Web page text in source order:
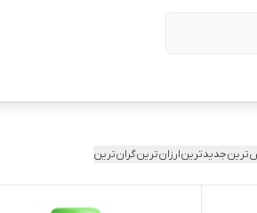
جدیدترینارزان‌ترینگران‌ترین